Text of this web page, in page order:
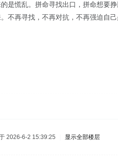
是慌乱。拼命寻找出口，拼命想要
不再寻找，不再对抗，不再强迫自己
2026-6-2 15:39:25 显示全部楼层